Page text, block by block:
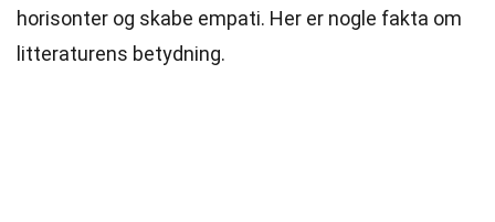
horisonter og skabe empati. Her er nogle fakta om
litteraturens betydning.